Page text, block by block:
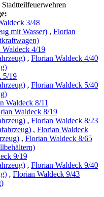
3/48
mit Wasser) , Florian
Waldeck 4/19
, Florian Waldeck 4/40
5/19
, Florian Waldeck 5/40
Waldeck 8/11
Waldeck 8/19
, Florian Waldeck 8/23
, Florian Waldeck
, Florian Waldeck 8/65
9/19
, Florian Waldeck 9/40
, Florian Waldeck 9/43